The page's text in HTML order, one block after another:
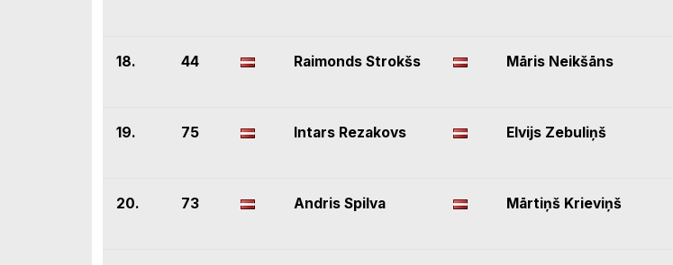
18. 44 Raimonds Strokšs Māris Neikšāns
19. 75 Intars Rezakovs Elvijs Zebuliņš
20. 73 Andris Spilva Mārtiņš Krieviņš